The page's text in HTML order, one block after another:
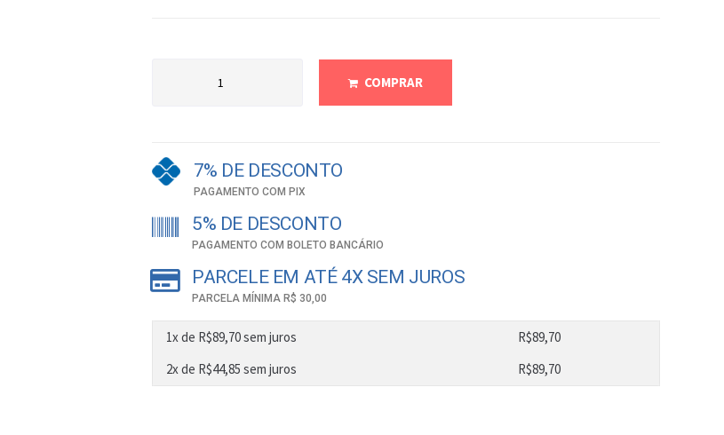
COMPRAR
7% DE DESCONTO
PAGAMENTO COM PIX
5% DE DESCONTO
PAGAMENTO COM BOLETO BANCÁRIO
PARCELE EM ATÉ 4X SEM JUROS
PARCELA MÍNIMA R$ 30,00
1x de R$89,70sem juros R$89,70
2x de R$44,85 sem juros R$89,70